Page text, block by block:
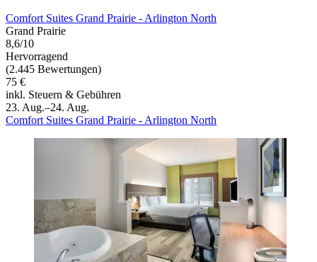
Comfort Suites Grand Prairie - Arlington North
Grand Prairie
8,6/10
Hervorragend
(2.445 Bewertungen)
75 €
inkl. Steuern & Gebühren
23. Aug.–24. Aug.
Comfort Suites Grand Prairie - Arlington North